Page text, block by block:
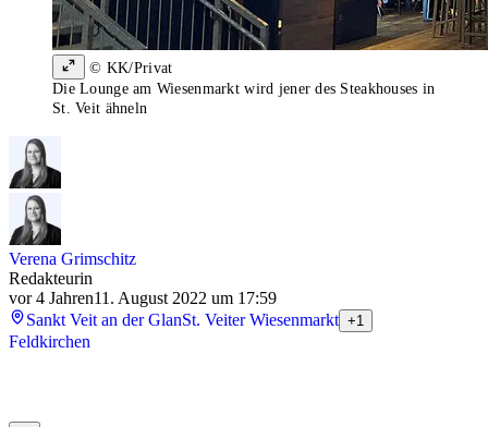
© KK/Privat
Die Lounge am Wiesenmarkt wird jener des Steakhouses in
St. Veit ähneln
Verena Grimschitz
Redakteurin
vor 4 Jahren11. August 2022 um 17:59
Sankt Veit an der GlanSt. Veiter Wiesenmarkt +1
Feldkirchen